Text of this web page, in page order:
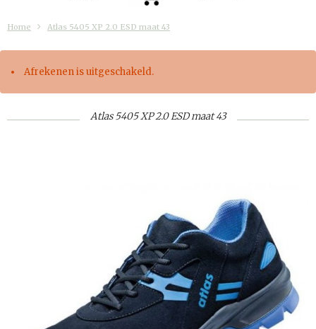
Home Atlas 5405 XP 2.0 ESD maat 43
Afrekenen is uitgeschakeld.
Atlas 5405 XP 2.0 ESD maat 43